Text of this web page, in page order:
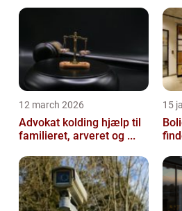
12 march 2026
Advokat kolding hjælp til
familieret, arveret og ...
15